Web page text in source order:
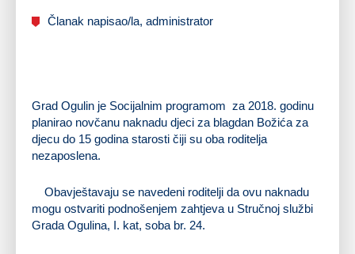
Članak napisao/la, administrator
Grad Ogulin je Socijalnim programom za 2018. godinu
planirao novčanu naknadu djeci za blagdan Božića za
djecu do 15 godina starosti čiji su oba roditelja
nezaposlena.
Obavještavaju se navedeni roditelji da ovu naknadu
mogu ostvariti podnošenjem zahtjeva u Stručnoj službi
Grada Ogulina, I. kat, soba br. 24.